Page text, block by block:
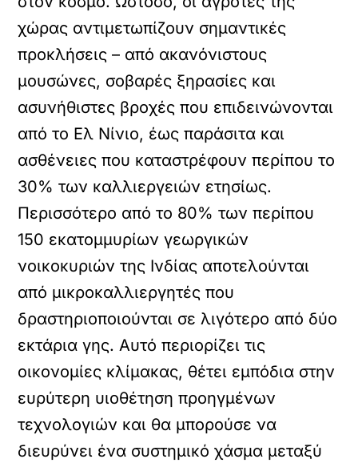
χώρας αντιμετωπίζουν σημαντικές
προκλήσεις – από ακανόνιστους
μουσώνες, σοβαρές ξηρασίες και
ασυνήθιστες βροχές που επιδεινώνονται
από το Ελ Νίνιο, έως παράσιτα και
ασθένειες που καταστρέφουν περίπου το
30% των καλλιεργειών ετησίως.
Περισσότερο από το 80% των περίπου
150 εκατομμυρίων γεωργικών
νοικοκυριών της Ινδίας αποτελούνται
από μικροκαλλιεργητές που
δραστηριοποιούνται σε λιγότερο από δύο
εκτάρια γης. Αυτό περιορίζει τις
οικονομίες κλίμακας, θέτει εμπόδια στην
ευρύτερη υιοθέτηση προηγμένων
τεχνολογιών και θα μπορούσε να
διευρύνει ένα συστημικό χάσμα μεταξύ